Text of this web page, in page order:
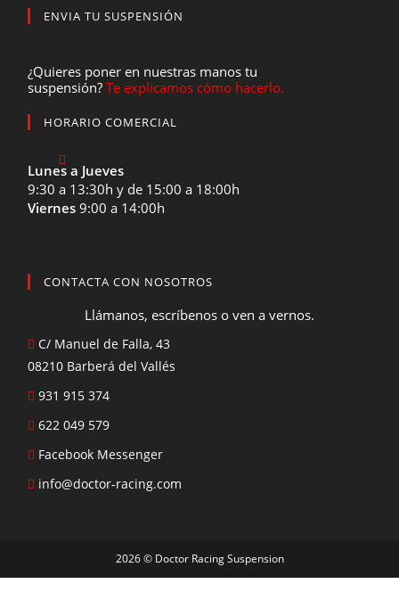
ENVIA TU SUSPENSIÓN
¿Quieres poner en nuestras manos tu
suspensión?Te explicamos cómo hacerlo.
HORARIO COMERCIAL
Lunes a Jueves
9:30 a 13:30h y de 15:00 a 18:00h
Viernes9:00 a 14:00h
CONTACTA CON NOSOTROS
Llámanos, escríbenos o ven a vernos.
C/ Manuel de Falla, 43
08210 Barberá del Vallés
931 915 374
622 049 579
Facebook Messenger
info@doctor-racing.com
2026 © Doctor Racing Suspension